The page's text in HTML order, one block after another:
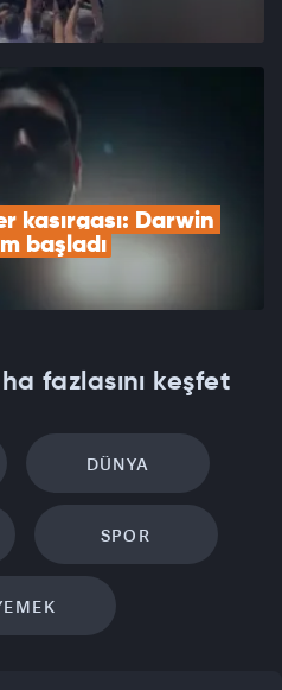
kasırgası: Darwin
başladı
fazlasını keşfet
DÜNYA
SPOR